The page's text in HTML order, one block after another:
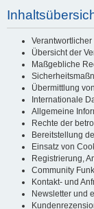
Verantwortlicher
Übersicht der
Maßgebliche
Übermittlung
Internationale
Allgemeine
Rechte der
Bereitstellung
Einsatz von
Registrierung,
Community
Kontakt- und
Newsletter und